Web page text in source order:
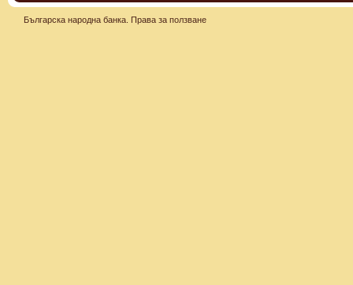
Българска народна банка. Права за ползване